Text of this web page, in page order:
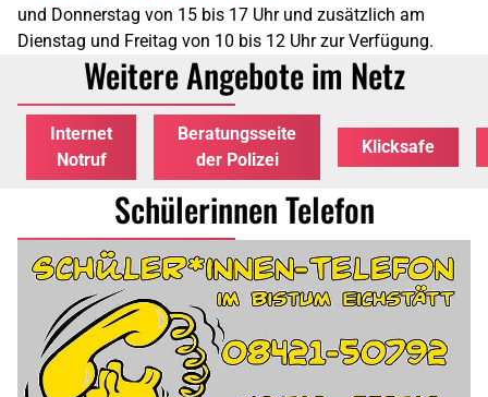
und Donnerstag von 15 bis 17 Uhr und zusätzlich am
Dienstag und Freitag von 10 bis 12 Uhr zur Verfügung.
Weitere Angebote im Netz
Internet
Notruf
Beratungsseite
der Polizei
Klicksafe
Schülerinnen Telefon